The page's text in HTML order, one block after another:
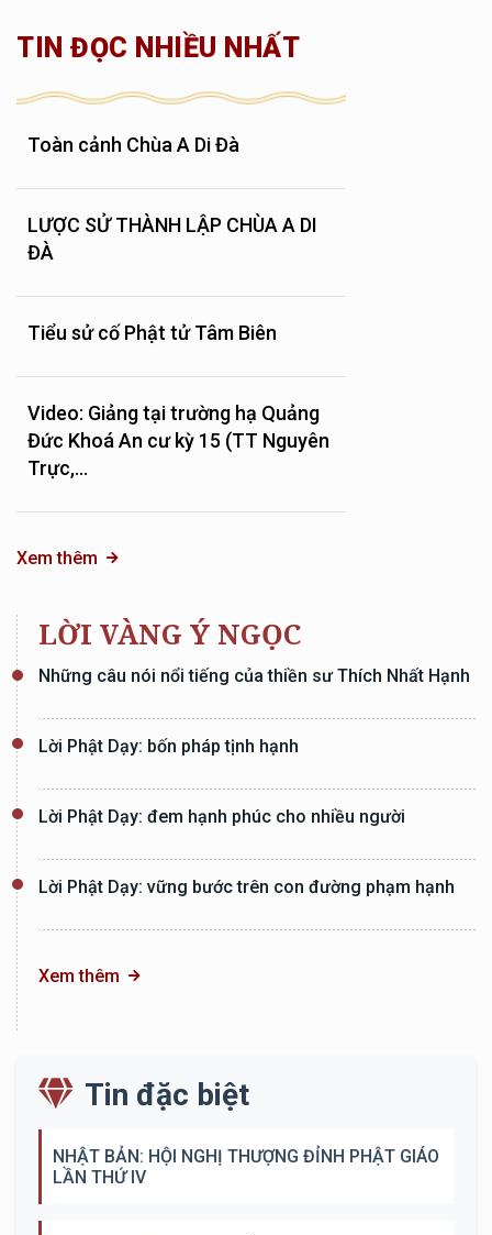
TIN ĐỌC NHIỀU NHẤT
Toàn cảnh Chùa A Di Đà
LƯỢC SỬ THÀNH LẬP CHÙA A DI
ĐÀ
Tiểu sử cố Phật tử Tâm Biên
Video: Giảng tại trường hạ Quảng
Đức Khoá An cư kỳ 15 (TT Nguyên
Trực,...
Xem thêm
LỜI VÀNG Ý NGỌC
Những câu nói nổi tiếng của thiền sư Thích Nhất Hạnh
Lời Phật Dạy: bốn pháp tịnh hạnh
Lời Phật Dạy: đem hạnh phúc cho nhiều người
Lời Phật Dạy: vững bước trên con đường phạm hạnh
Xem thêm
Tin đặc biệt
NHẬT BẢN: HỘI NGHỊ THƯỢNG ĐỈNH PHẬT GIÁO
LẦN THỨ IV